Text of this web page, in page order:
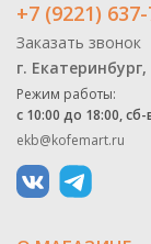
+7 (9221)
Заказать звонок
г.
Режим работы:
с 10:00 до 18:00,
ekb@kofemart.ru